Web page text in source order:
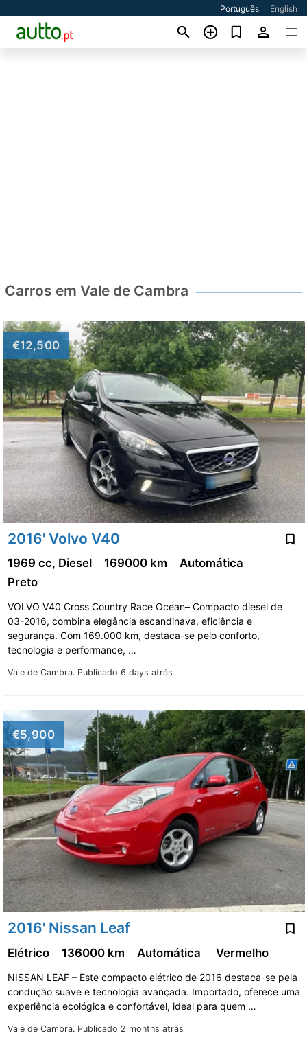
Português English
Carros em Vale de Cambra
€12,500
2016' Volvo V40
Vale de Cambra. Publicado 6 days atrás
1969 cc, Diesel 169000 km
Automática
Preto
VOLVO V40 Cross Country Race Ocean– Compacto diesel de
03-2016, combina elegância escandinava, eficiência e
segurança. Com 169.000 km, destaca-se pelo conforto,
tecnologia e performance, …
€5,900
2016' Nissan Leaf
Vale de Cambra. Publicado 2 months atrás
Elétrico 136000 km Automática Vermelho
NISSAN LEAF – Este compacto elétrico de 2016 destaca-se pela
condução suave e tecnologia avançada. Importado, oferece uma
experiência ecológica e confortável, ideal para quem …